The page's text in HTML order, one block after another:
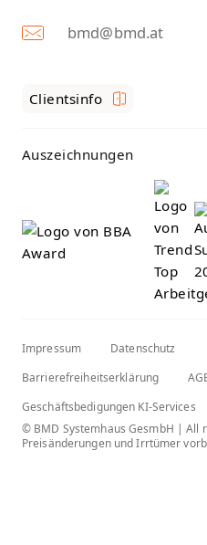
bmd@bmd.at
Clientsinfo
Auszeichnungen
Impressum
Datenschutz
Barrierefreiheitserklärung
Geschäftsbedigungen KI-Services
© BMD Systemhaus GesmbH | All
Preisänderungen und Irrtümer